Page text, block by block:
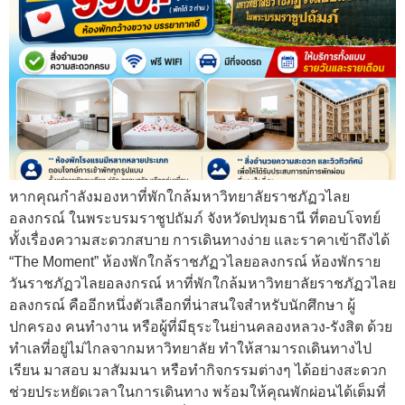
หากคุณกำลังมองหาที่พักใกล้มหาวิทยาลัยราชภัฏวไลย
อลงกรณ์ ในพระบรมราชูปถัมภ์ จังหวัดปทุมธานี ที่ตอบโจทย์
ทั้งเรื่องความสะดวกสบาย การเดินทางง่าย และราคาเข้าถึงได้
“The Moment” ห้องพักใกล้ราชภัฏวไลยอลงกรณ์ ห้องพักราย
วันราชภัฏวไลยอลงกรณ์ หาที่พักใกล้มหาวิทยาลัยราชภัฏวไลย
อลงกรณ์ คืออีกหนึ่งตัวเลือกที่น่าสนใจสำหรับนักศึกษา ผู้
ปกครอง คนทำงาน หรือผู้ที่มีธุระในย่านคลองหลวง-รังสิต ด้วย
ทำเลที่อยู่ไม่ไกลจากมหาวิทยาลัย ทำให้สามารถเดินทางไป
เรียน มาสอบ มาสัมมนา หรือทำกิจกรรมต่างๆ ได้อย่างสะดวก
ช่วยประหยัดเวลาในการเดินทาง พร้อมให้คุณพักผ่อนได้เต็มที่